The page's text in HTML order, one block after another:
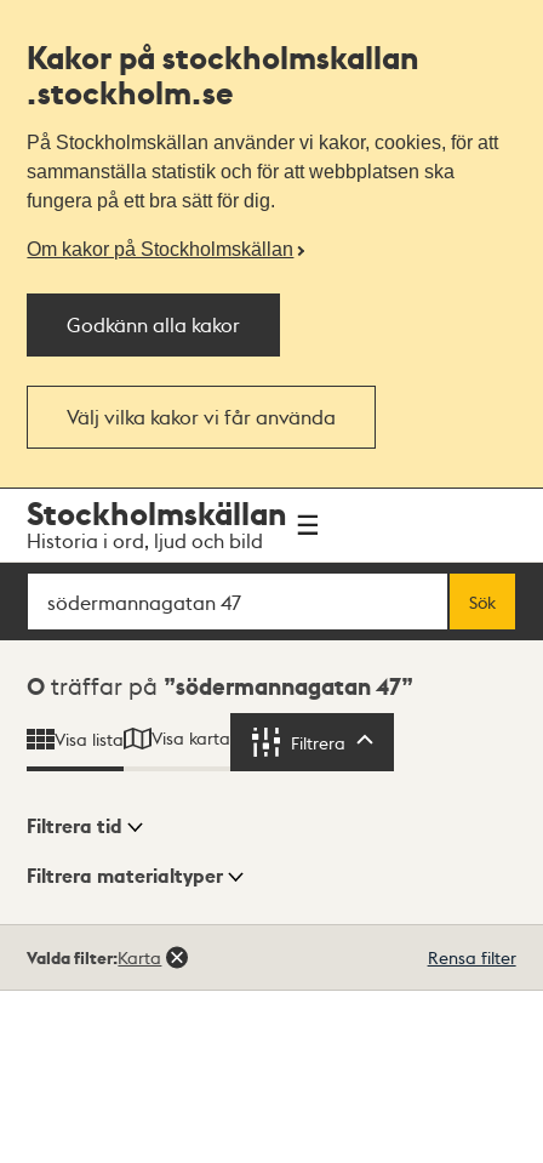
Kakor på stockholmskallan
.stockholm.se
På Stockholmskällan använder vi kakor, cookies, för att
sammanställa statistik och för att webbplatsen ska
fungera på ett bra sätt för dig.
Om kakor på Stockholmskällan
Godkänn alla kakor
Välj vilka kakor vi får använda
navigationen
huvudinnehållet
Stockholmskällan
Historia i ord, ljud och bild
Sök
Sök
Sökresultat
0 träffar på södermannagatan 47
Visa lista Visa karta Filtrera
Visningsläge
Filtrera tid
Filtrera materialtyper
träffar
Valda filter:Karta Rensa filter